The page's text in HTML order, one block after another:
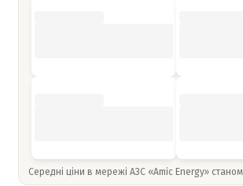
Середні ціни в мережі АЗС «Amic Energy»